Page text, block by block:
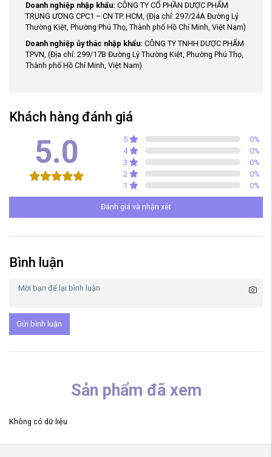
Doanh nghiệp nhập khẩu: CÔNG TY CỔ PHẦN DƯỢC PHẨM
TRUNG ƯƠNG CPC1 – CN TP. HCM, (Địa chỉ: 297/24A Đường Lý
Thường Kiệt, Phường Phú Thọ, Thành phố Hồ Chí Minh, Việt Nam)
Doanh nghiệp ủy thác nhập khẩu: CÔNG TY TNHH DƯỢC PHẨM
TPVN, (Địa chỉ: 299/17B Đường Lý Thường Kiệt, Phường Phú Thọ,
Thành phố Hồ Chí Minh, Việt Nam)
Khách hàng đánh giá
5.0 5 0%
4
0%
3
0%
2
0%
1
0%
Đánh giá và nhận xét
Bình luận
Gửi bình luận
Sản phẩm đã xem
Không có dữ liệu